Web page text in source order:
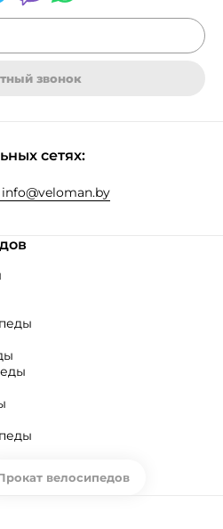
звонок
сетях:
info@veloman.by
велосипедов